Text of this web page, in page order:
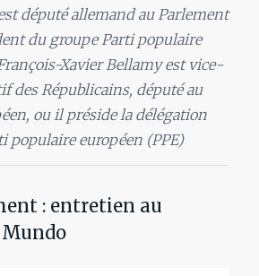
député allemand au Parlement
du groupe Parti populaire
Xavier Bellamy est vice-
des Républicains, député au
ou il préside la délégation
populaire européen (PPE)
: entretien au